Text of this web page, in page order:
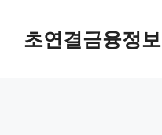
초연결금융정보